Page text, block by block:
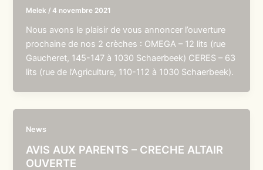
Melek /4 novembre 2021
Nous avons le plaisir de vous annoncer l’ouverture
prochaine de nos 2 crèches : OMEGA – 12 lits (rue
Gaucheret, 145-147 à 1030 Schaerbeek) CERES – 63
lits (rue de l’Agriculture, 110-112 à 1030 Schaerbeek).
News
AVIS AUX PARENTS – CRECHE ALTAIR
OUVERTE